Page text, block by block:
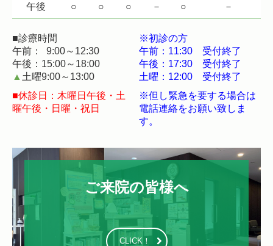
午後 ○ ○ ○ － ○ －
■診療時間
午前： 9:00～12:30
午後：15:00～18:00
▲ 土曜9:00～13:00
■休診日：木曜日午後・土
曜午後・日曜・祝日
※初診の方
午前：11:30 受付終了
午後：17:30 受付終了
土曜：12:00 受付終了
※但し緊急を要する場合は
電話連絡をお願い致しま
す。
ご来院の皆様へ
CLICK！